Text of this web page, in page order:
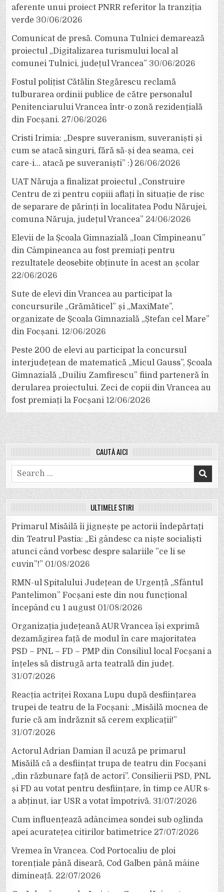
aferente unui proiect PNRR referitor la tranziția
verde 30/06/2026
Comunicat de presă. Comuna Tulnici demarează
proiectul „Digitalizarea turismului local al
comunei Tulnici, județul Vrancea” 30/06/2026
Fostul polițist Cătălin Stegărescu reclamă
tulburarea ordinii publice de către personalul
Penitenciarului Vrancea într-o zonă rezidențială
din Focșani. 27/06/2026
Cristi Irimia: „Despre suveranism, suveraniști și
cum se atacă singuri, fără să-și dea seama, cei
care-i… atacă pe suveraniști” :) 26/06/2026
UAT Năruja a finalizat proiectul „Construire
Centru de zi pentru copiii aflați în situație de risc
de separare de părinți în localitatea Podu Nărujei,
comuna Năruja, județul Vrancea” 24/06/2026
Elevii de la Școala Gimnazială „Ioan Cîmpineanu”
din Câmpineanca au fost premiați pentru
rezultatele deosebite obținute în acest an școlar
22/06/2026
Sute de elevi din Vrancea au participat la
concursurile „Grămăticel” și „MaxiMate”,
organizate de Școala Gimnazială „Ștefan cel Mare”
din Focșani. 12/06/2026
Peste 200 de elevi au participat la concursul
interjudețean de matematică „Micul Gauss”, Școala
Gimnazială „Duiliu Zamfirescu” fiind parteneră în
derularea proiectului. Zeci de copii din Vrancea au
fost premiați la Focșani 12/06/2026
CAUTĂ AICI
Search
for:
ULTIMELE ȘTIRI
Primarul Misăilă îi jignește pe actorii îndepărtați
din Teatrul Pastia: „Ei gândesc ca niște socialiști
atunci când vorbesc despre salariile ”ce li se
cuvin”!” 01/08/2026
RMN-ul Spitalului Județean de Urgență „Sfântul
Pantelimon” Focșani este din nou funcțional
începând cu 1 august 01/08/2026
Organizația județeană AUR Vrancea își exprimă
dezamăgirea față de modul în care majoritatea
PSD – PNL – FD – PMP din Consiliul local Focșani a
înțeles să distrugă arta teatrală din județ.
31/07/2026
Reacția actriței Roxana Lupu după desființarea
trupei de teatru de la Focșani: „Misăilă mocnea de
furie că am îndrăznit să cerem explicații!”
31/07/2026
Actorul Adrian Damian îl acuză pe primarul
Misăilă că a desființat trupa de teatru din Focșani
„din răzbunare față de actori”. Consilierii PSD, PNL
și FD au votat pentru desființare, în timp ce AUR s-
a abținut, iar USR a votat împotrivă. 31/07/2026
Cum influențează adâncimea sondei sub oglinda
apei acuratețea citirilor batimetrice 27/07/2026
Vremea în Vrancea. Cod Portocaliu de ploi
torențiale până diseară, Cod Galben până mâine
dimineață. 22/07/2026